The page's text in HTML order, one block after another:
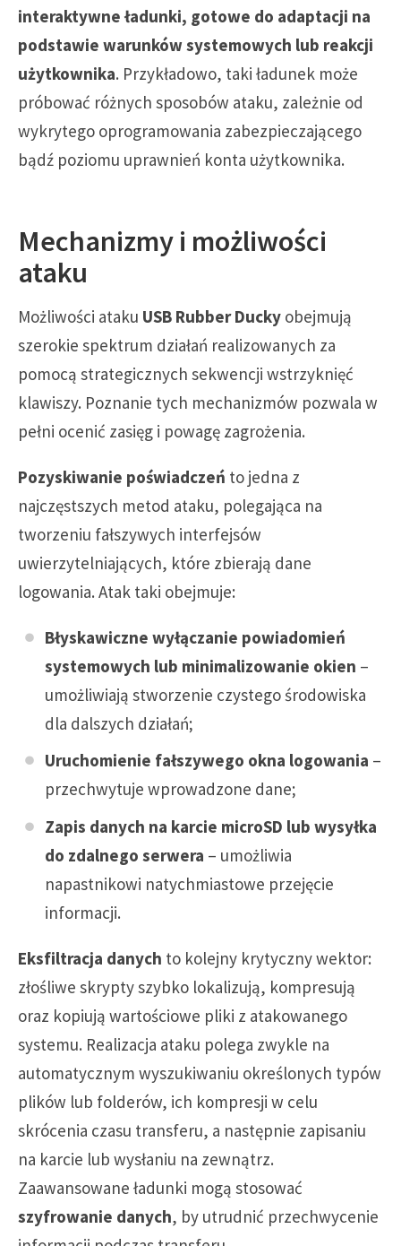
interaktywne ładunki, gotowe do adaptacji na
podstawie warunków systemowych lub reakcji
użytkownika. Przykładowo, taki ładunek może
próbować różnych sposobów ataku, zależnie od
wykrytego oprogramowania zabezpieczającego
bądź poziomu uprawnień konta użytkownika.
Mechanizmy i możliwości
ataku
Możliwości ataku USB Rubber Ducky obejmują
szerokie spektrum działań realizowanych za
pomocą strategicznych sekwencji wstrzyknięć
klawiszy. Poznanie tych mechanizmów pozwala w
pełni ocenić zasięg i powagę zagrożenia.
Pozyskiwanie poświadczeń to jedna z
najczęstszych metod ataku, polegająca na
tworzeniu fałszywych interfejsów
uwierzytelniających, które zbierają dane
logowania. Atak taki obejmuje:
Błyskawiczne wyłączanie powiadomień
systemowych lub minimalizowanie okien –
umożliwiają stworzenie czystego środowiska
dla dalszych działań;
Uruchomienie fałszywego okna logowania –
przechwytuje wprowadzone dane;
Zapis danych na karcie microSD lub wysyłka
do zdalnego serwera – umożliwia
napastnikowi natychmiastowe przejęcie
informacji.
Eksfiltracja danych to kolejny krytyczny wektor:
złośliwe skrypty szybko lokalizują, kompresują
oraz kopiują wartościowe pliki z atakowanego
systemu. Realizacja ataku polega zwykle na
automatycznym wyszukiwaniu określonych typów
plików lub folderów, ich kompresji w celu
skrócenia czasu transferu, a następnie zapisaniu
na karcie lub wysłaniu na zewnątrz.
Zaawansowane ładunki mogą stosować
szyfrowanie danych, by utrudnić przechwycenie